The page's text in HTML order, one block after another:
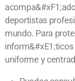
deportistas
mundo. Para
uniforme y